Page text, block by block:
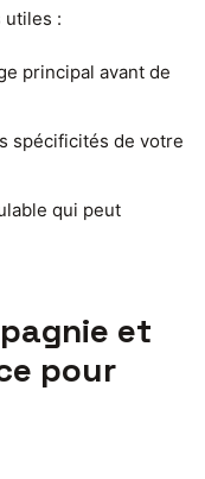
utiles :
principal avant de
spécificités de votre
qui peut
et
pour